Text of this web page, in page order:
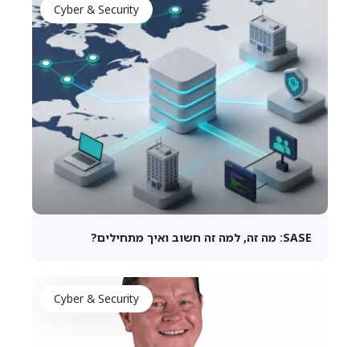
Cyber & Security
SASE: מה זה, למה זה חשוב ואיך מתחילים?
Cyber & Security